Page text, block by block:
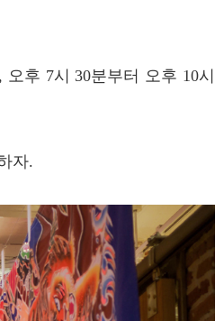
후 7시 30분부터 오후 10시
자.